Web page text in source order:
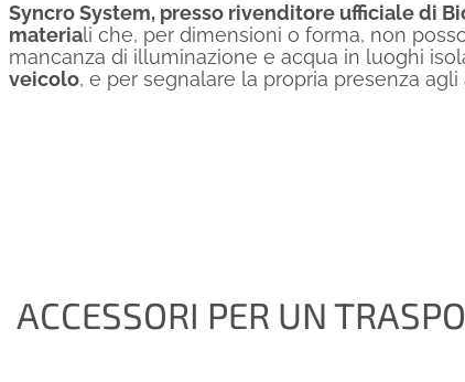
Syncro System, presso rivenditore ufficiale di
materiali che, per dimensioni o forma, non
mancanza di illuminazione e acqua in luoghi
veicolo, e per segnalare la propria presenza
ACCESSORI PER UN